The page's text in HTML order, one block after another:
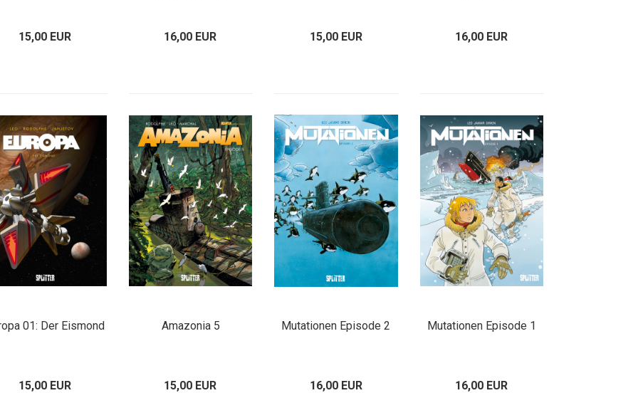
15,00 EUR 16,00 EUR 15,00 EUR 16,00 EUR
01: Der Eismond
15,00 EUR
Amazonia 5
15,00 EUR
Mutationen Episode 2
16,00 EUR
Mutationen Episode 1
16,00 EUR